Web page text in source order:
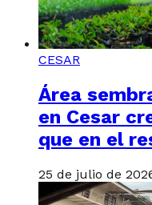
CESAR
Área
en Cesar
que en el
25 de julio de